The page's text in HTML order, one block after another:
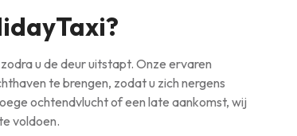
u de deur uitstapt. Onze ervaren
te brengen, zodat u zich nergens
ochtendvlucht of een late aankomst, wij
voldoen.